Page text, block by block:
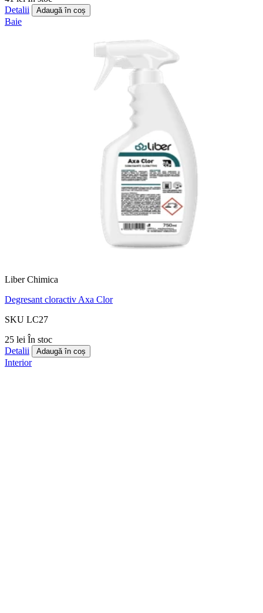
Detalii
Adaugă în coș
Baie
Liber Chimica
Degresant cloractiv Axa Clor
SKU LC27
25 lei În stoc
Detalii
Adaugă în coș
Interior